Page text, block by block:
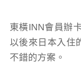
東橫INN會員辦
以後來日本入住
不錯的方案。